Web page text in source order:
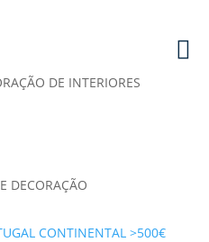
DE INTERIORES
DECORAÇÃO
CONTINENTAL >500€